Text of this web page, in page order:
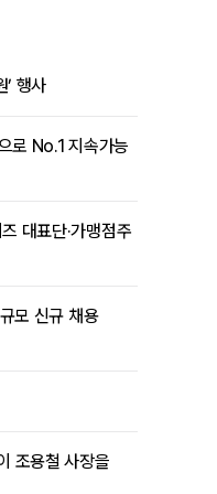
행사
로 No.1 지속가능
대표단·가맹점주
모 신규 채용
조용철 사장을